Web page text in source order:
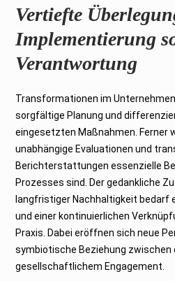
Vertiefte
Implementierung
Verantwortung
Transformationen im
sorgfältige Planung und
eingesetzten Maßnahmen. Ferner
unabhängige Evaluationen und
Berichterstattungen essenzielle
Prozesses sind. Der gedankliche
langfristiger Nachhaltigkeit bedarf
und einer kontinuierlichen
Praxis. Dabei eröffnen sich neue
symbiotische Beziehung zwischen
gesellschaftlichem Engagement.